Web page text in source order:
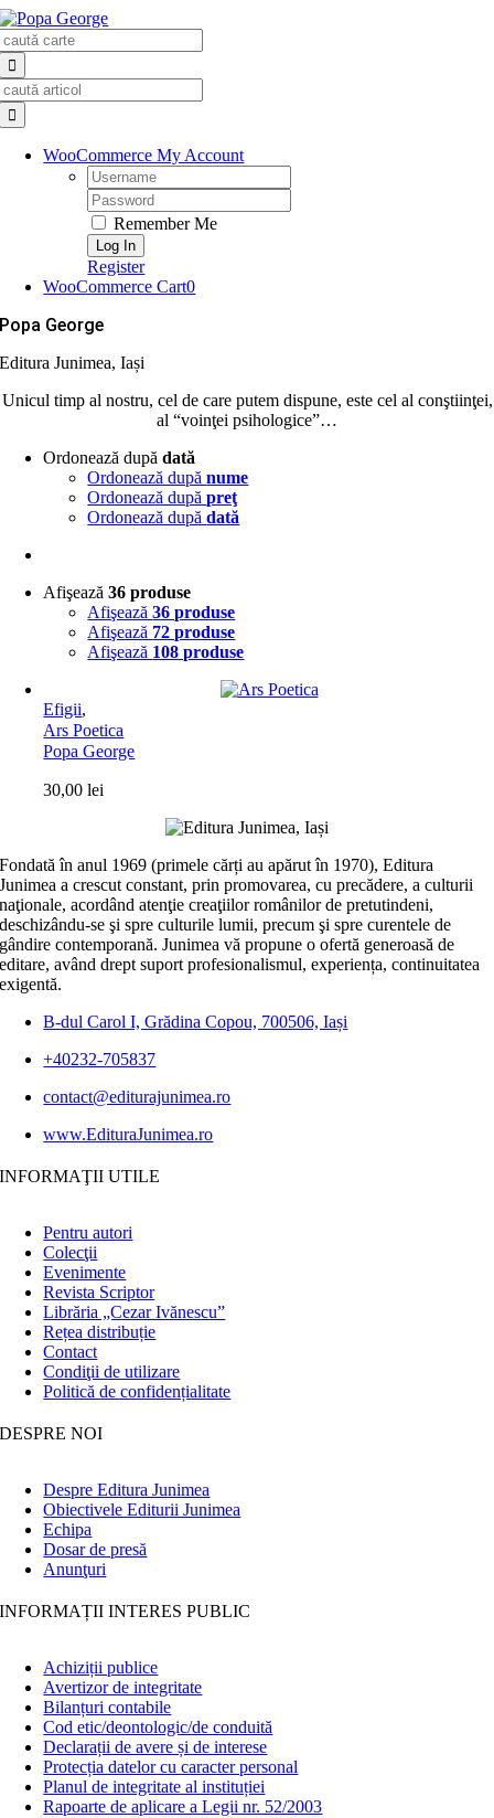
Skip
to
content
WooCommerce My Account
Username:
Password:
Remember Me
Register
WooCommerce Cart0
Popa George
Editura Junimea, Iași
Unicul timp al nostru, cel de care putem dispune, este cel al conştiinţei,
al “voinţei psihologice”…
Ordonează dupădată
Ordonează dupănume
Ordonează dupăpreţ
Ordonează dupădată
Afişează36 produse
Afişează36 produse
Afişează 72 produse
Afişează 108 produse
Efigii,
Ars Poetica
Popa George
30,00lei
Fondată în anul 1969 (primele cărți au apărut în 1970), Editura
Junimea a crescut constant, prin promovarea, cu precădere, a culturii
naţionale, acordând atenţie creaţiilor românilor de pretutindeni,
deschizându-se şi spre culturile lumii, precum şi spre curentele de
gândire contemporană. Junimea vă propune o ofertă generoasă de
editare, având drept suport profesionalismul, experiența, continuitatea
exigentă.
B-dul Carol I, Grădina Copou, 700506, Iași
+40232-705837
contact@editurajunimea.ro
www.EdituraJunimea.ro
INFORMAŢII UTILE
Pentru autori
Colecţii
Evenimente
Revista Scriptor
Librăria „Cezar Ivănescu”
Rețea distribuție
Contact
Condiţii de utilizare
Politică de confidențialitate
DESPRE NOI
Despre Editura Junimea
Obiectivele Editurii Junimea
Echipa
Dosar de presă
Anunţuri
INFORMAȚII INTERES PUBLIC
Achiziții publice
Avertizor de integritate
Bilanțuri contabile
Cod etic/deontologic/de conduită
Declarații de avere și de interese
Protecția datelor cu caracter personal
Planul de integritate al instituției
Rapoarte de aplicare a Legii nr. 52/2003